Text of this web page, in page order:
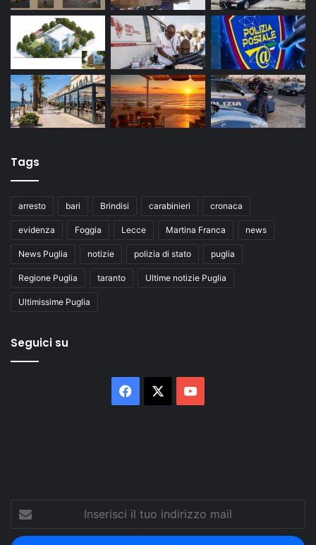
Tags
arresto bari Brindisi carabinieri cronaca
evidenza Foggia Lecce Martina Franca news
News Puglia notizie polizia di stato puglia
Regione Puglia taranto Ultime notizie Puglia
Ultimissime Puglia
Seguici su
Facebook
Inserisci
tuo